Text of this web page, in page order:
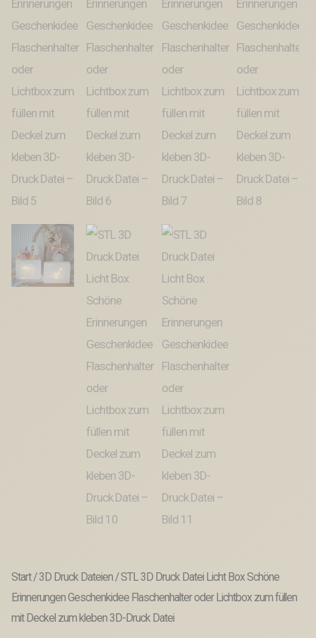
Start/3D Druck Dateien/ STL 3D Druck Datei Licht Box Schöne
Erinnerungen Geschenkidee Flaschenhalter oder Lichtbox zum füllen
mit Deckel zum kleben 3D-Druck Datei